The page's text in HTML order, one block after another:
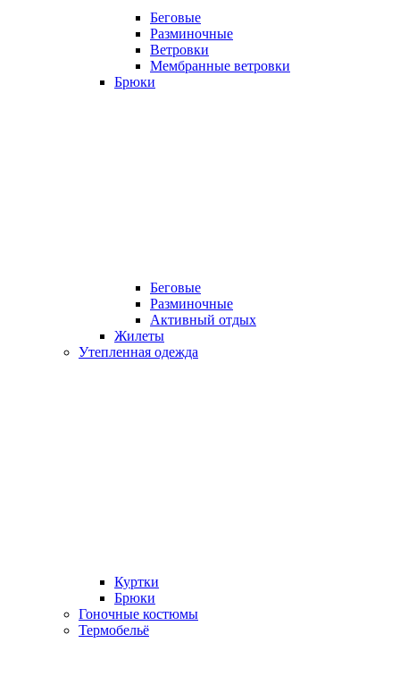
Беговые
Разминочные
Ветровки
Мембранные ветровки
Брюки
Беговые
Разминочные
Активный отдых
Жилеты
Утепленная одежда
Куртки
Брюки
Гоночные костюмы
Термобельё